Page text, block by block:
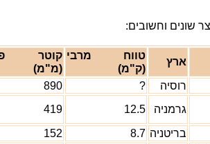
שונים וחשובים:
ארץ
טווח מרבי
(ק"מ)
קוטר
(מ"מ)
רוסיה ?
890
גרמניה 12.5
419
בריטניה 8.7
152